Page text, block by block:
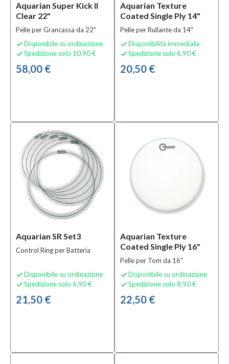
Accessori
per
Batterie e
Percussioni
(12)
Bacchette
per
MOSTRA
TUTTI
Sottocategoria
Accessori
usati(5)
Altri
per
Batterie
Bacchette
Aquarian Super Kick II
Clear 22"
Pelle per Grancassa da 22"
 Disponibile su ordinazione
 Spedizione solo 10,90 €
58,00 €
Aquarian Texture
Coated Single Ply 14"
Pelle per Rullante da 14"
 Disponibilità immediata
 Spedizione solo 6,90 €
20,50 €
Aquarian SR Set3
Control Ring per Batteria
 Disponibile su ordinazione
 Spedizione solo 6,90 €
21,50 €
Aquarian Texture
Coated Single Ply 16"
Pelle per Tom da 16"
 Disponibile su ordinazione
 Spedizione solo 8,90 €
22,50 €